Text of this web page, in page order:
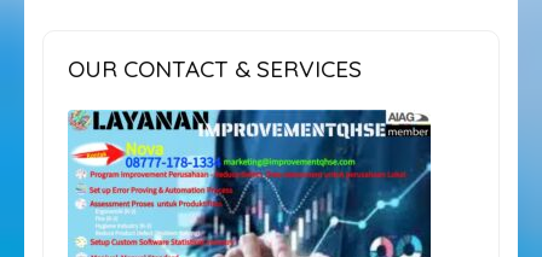
OUR CONTACT & SERVICES